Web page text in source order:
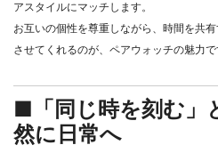
アスタイルにマッチします。
お互いの個性を尊重しながら、時間を共
させてくれるのが、ペアウォッチの魅力で
■「同じ時を刻む」
然に日常へ